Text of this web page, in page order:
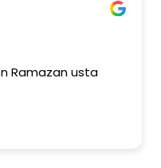
Ramazan usta